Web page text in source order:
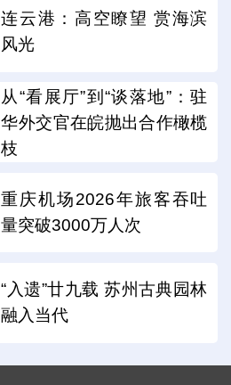
连云港：高空瞭望 赏海滨
风光
从“看展厅”到“谈落地”：驻
华外交官在皖抛出合作橄榄
枝
重庆机场2026年旅客吞吐
量突破3000万人次
“入遗”廿九载 苏州古典园林
融入当代